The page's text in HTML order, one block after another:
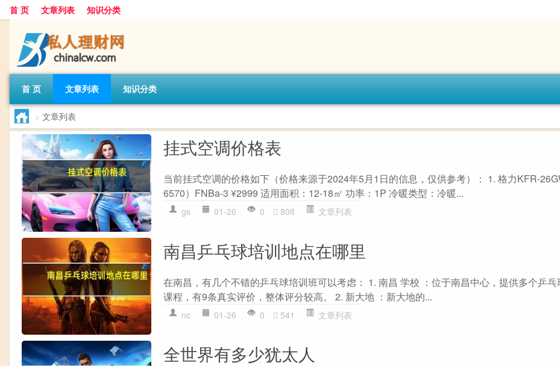
首 页 文章列表 知识分类
首 页 文章列表 知识分类
> 文章列表
挂式空调价格表
当前挂式空调的价格如下（价格来源于2024年5月1日的信息，仅供参考）： 1. 格力KFR-
6570）FNBa-3 ¥2999 适用面积：12-18㎡ 功率：1P 冷暖类型：冷暖...
gs 01-26 0 808 文章列表
南昌乒乓球培训地点在哪里
在南昌，有几个不错的乒乓球培训班可以考虑： 1. 南昌 学校 ：位于南昌中心，提供多个乒乓
课程，有9条真实评价，整体评分较高。 2. 新大地 ：新大地的...
nc 01-26 0 541 文章列表
全世界有多少犹太人